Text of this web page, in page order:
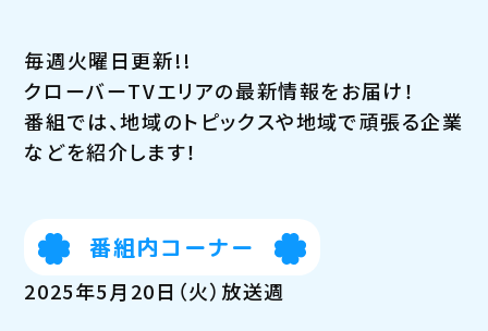
毎週火曜日更新!!
クローバーTVエリアの最新情報をお届け！
番組では、地域のトピックスや地域で頑張る企業
などを紹介します！
番組内コーナー
2025年5月20日（火）放送週